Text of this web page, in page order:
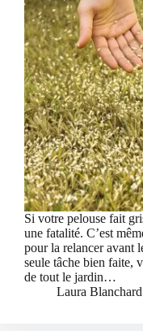
Si votre pelouse fait
une fatalité. C’est
pour la relancer avant
seule tâche bien faite,
de tout le jardin…
Laura Blanchard